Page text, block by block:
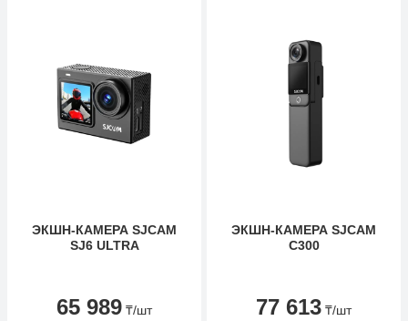
ЭКШН-КАМЕРА SJCAM
SJ6 ULTRA
65 989 ₸/шт
ЭКШН-КАМЕРА SJCAM
C300
77 613 ₸/шт